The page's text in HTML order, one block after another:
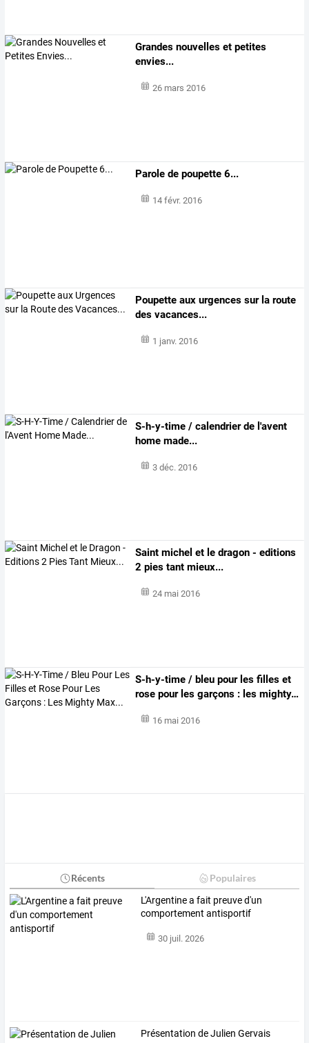
Grandes nouvelles et petites
envies...
26 mars 2016
Parole de poupette 6...
14 févr. 2016
Poupette aux urgences sur la route
des vacances...
1 janv. 2016
S-h-y-time / calendrier de l'avent
home made...
3 déc. 2016
Saint michel et le dragon - editions
2 pies tant mieux...
24 mai 2016
S-h-y-time / bleu pourles filles et
rose pourles garçons : les mighty…
16 mai 2016
Récents Populaires
L'Argentine a fait preuve d'un
comportement antisportif
30 juil. 2026
Présentation de Julien Gervais